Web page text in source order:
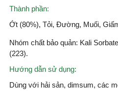
Thành phần:
Ớt (80%), Tỏi, Đường, Muối,
Nhóm chất bảo quản: Kali
(223).
Hướng dẫn sử dụng:
Dùng với hải sản, dimsum, các